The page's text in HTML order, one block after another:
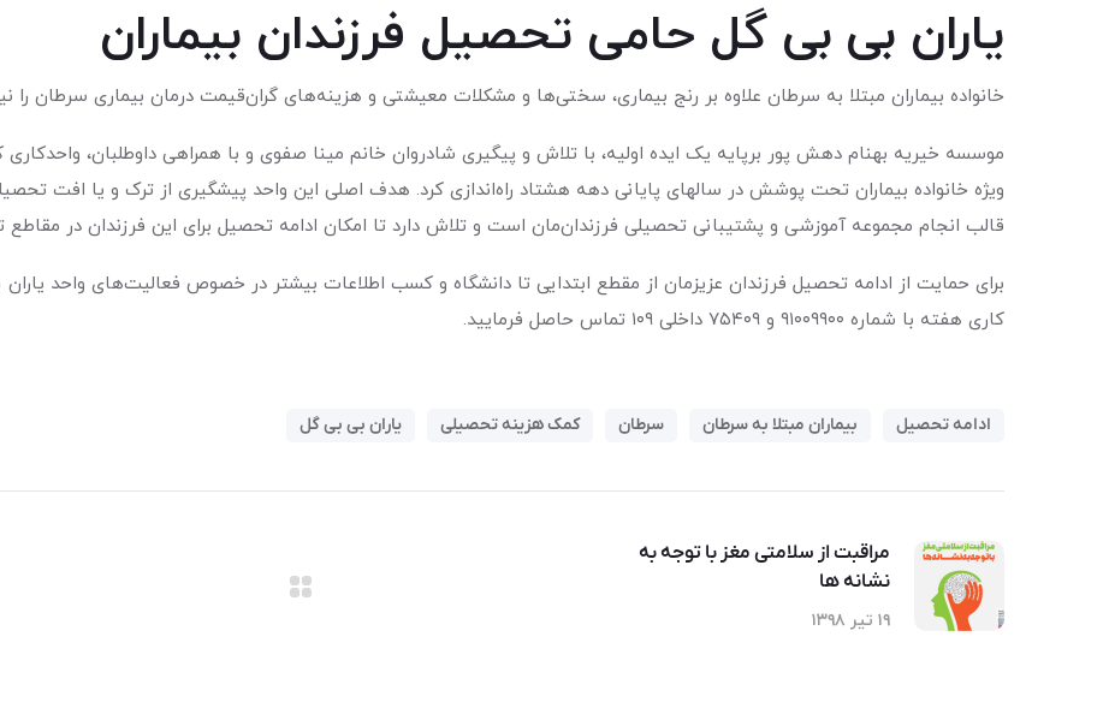
یاران بی بی گل حامی تحصیل فرزندان بیماران
خانواده بیماران مبتلا به سرطان علاوه بر رنج بیماری، سختی‌ها و مشکلات معیشتی و هزینه‌های گران‌قیمت درمان بیماری سرطان را
موسسه خیریه بهنام دهش پور برپایه یک ایده اولیه، با تلاش و پیگیری شادروان خانم مینا صفوی و با همراهی داوطلبان،
ویژه خانواده بیماران تحت پوشش در سالهای پایانی دهه هشتاد راه‌اندازی کرد. هدف اصلی این واحد پیشگیری از ترک و یا افت
قالب انجام مجموعه آموزشی و پشتیبانی تحصیلی فرزندان‌مان است و تلاش دارد تا امکان ادامه تحصیل برای این فرزندان در مقاطع
برای حمایت از ادامه تحصیل فرزندان عزیزمان از مقطع ابتدایی تا دانشگاه و کسب اطلاعات بیشتر در خصوص فعالیت‌های واحد
کاری هفته با شماره ۹۱۰۰۹۹۰۰ و ۷۵۴۰۹ داخلی ۱۰۹ تماس حاصل فرمایید.
ادامه تحصیل بیماران مبتلا به سرطان سرطان کمک هزینه تحصیلی یاران بی بی گل
مراقبت از سلامتی مغز با توجه به
نشانه ها
۱۹ تیر ۱۳۹۸